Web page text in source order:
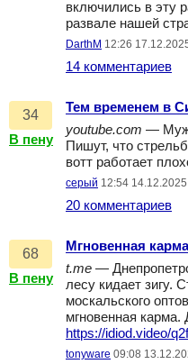
включились в эту
развале нашей
DarthM 12:26
14 комментариев
34
В пену
Тем временем в
youtube.com —
Пишут, что
вотт работает
серый 12:54 14.12.2025
20 комментариев
68
В пену
Мгновенная
t.me —
лесу кидает зигу.
москальского
мгновенная
https://idiod.video/
tonyware 09:08